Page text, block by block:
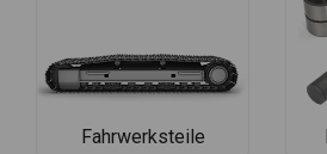
Fahrwerksteile